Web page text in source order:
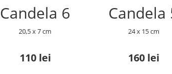
Candela 6
20,5 x 7 cm
110 lei
Candela
24 x 15 cm
160 lei